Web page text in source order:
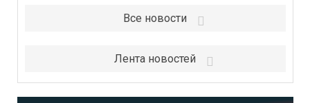
Все новости
Лента новостей